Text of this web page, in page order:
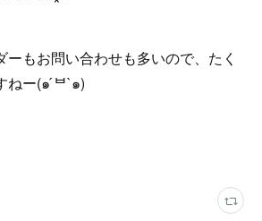
もお問い合わせも多いので、たく
ねー(๑ ́ᄇ`๑)